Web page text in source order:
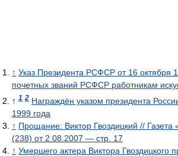
↑ Указ Президента РСФСР от 16 октября
почетных званий РСФСР работникам
↑ 1 2 Награждён указом президента
1999 года
↑ Прощание: Виктор Гвоздицкий //
(238) от 2.08.2007 — стр. 17
↑ Умершего актера Виктора Гвоздицкого